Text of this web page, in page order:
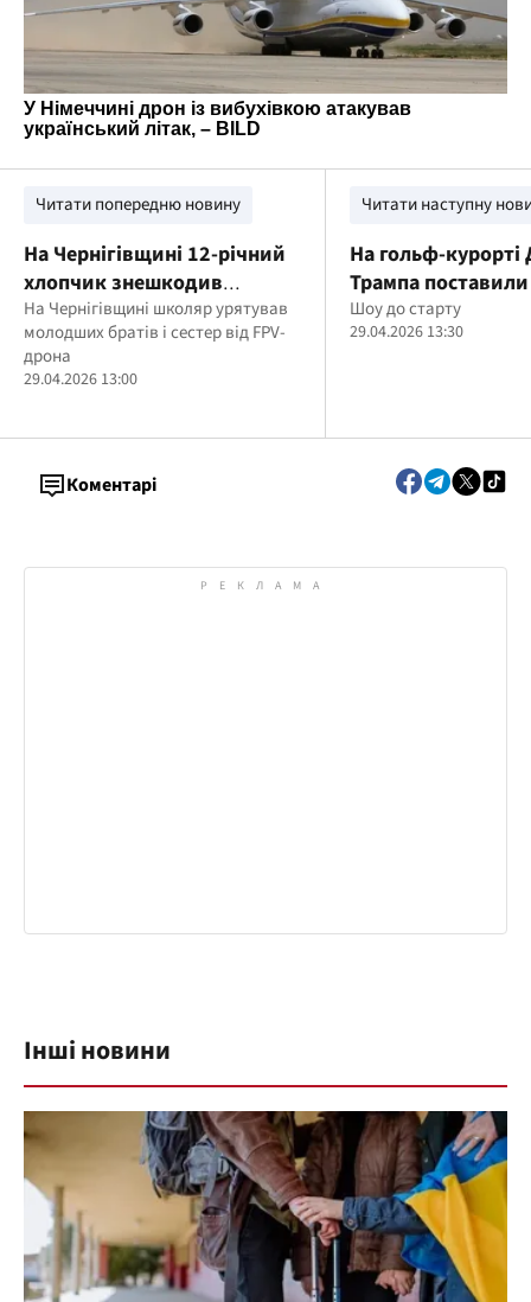
Читати попередню новину
На Чернігівщині 12-річний
хлопчик знешкодив
ворожий FPV-дрон, що
летів на дітей
На Чернігівщині школяр урятував
молодших братів і сестер від FPV-
дрона
29.04.2026 13:00
Читати наступну
На гольф-курорті
Трампа
метрову золоту
його честь
Шоу до старту
29.04.2026 13:30
Коментарі
Інші новини